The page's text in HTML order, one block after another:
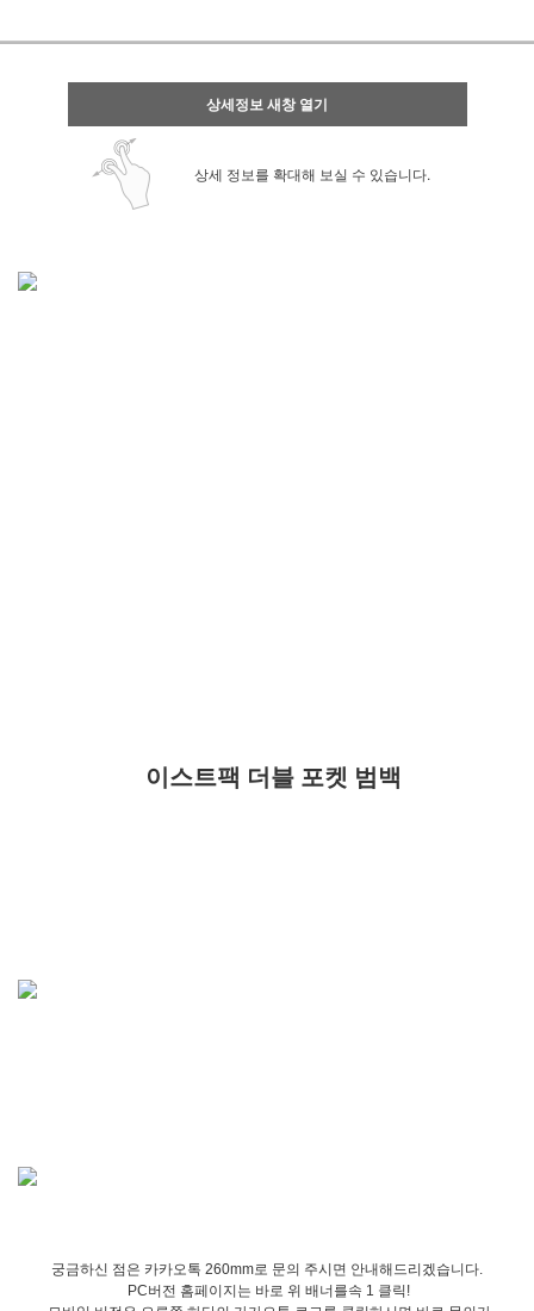
상세정보 새창 열기
상세 정보를 확대해 보실 수 있습니다.
이스트팩 더블 포켓 범백
궁금하신 점은 카카오톡 260mm로 문의 주시면 안내해드리겠습니다.
PC버전 홈페이지는 바로 위 배너를속 1 클릭!